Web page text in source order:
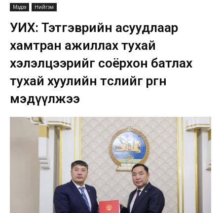
Мэдээ Нийгэм
УИХ: Тэтгэврийн асуудлаар
хамтран ажиллах тухай
хэлэлцээрийг соёрхон батлах
тухай хуулийн төслийг өргөн
мэдүүлжээ